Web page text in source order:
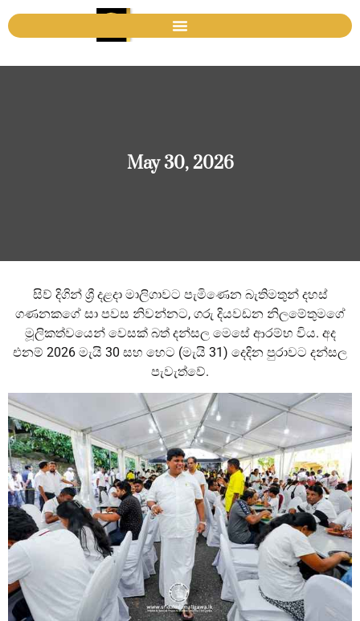
May 30, 2026
සිව් දිගින් ශ්‍රී දළදා මාලිගාවට පැමිණෙන බැතිමතුන් දහස්
ගණනකගේ සා පවස නිවන්නට, ගරු දියවඩන නිලමේතුමගේ
මූලිකත්වයෙන් වෙසක් බත් දන්සල මෙසේ ආරම්භ විය. අද
එනම් 2026 මැයි 30 සහ හෙට (මැයි 31) දෙදින පුරාවට දන්සල
පැවැත්වේ.